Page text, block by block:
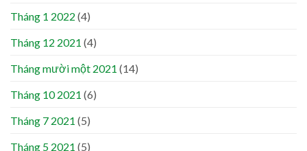
Tháng 1 2022 (4)
Tháng 12 2021 (4)
Tháng mười một 2021 (14)
Tháng 10 2021 (6)
Tháng 7 2021 (5)
Tháng 5 2021 (5)